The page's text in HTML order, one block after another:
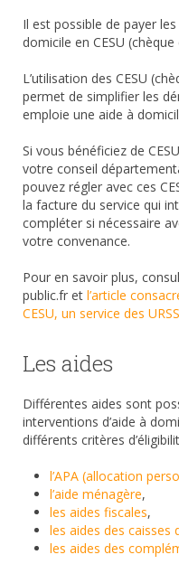
Il est possible de payer
domicile en CESU
L’utilisation des CESU
permet de simplifier les
emploie une aide à
Si vous bénéficiez de
votre conseil
pouvez régler avec ces
la facture du service qui
compléter si nécessaire
votre convenance.
Pour en savoir plus,
public.fr et l’article
CESU, un service des
Les aides
Différentes aides sont
interventions d’aide à
différents critères
l’APA (allocation
l’aide ménagère,
les aides fiscales,
les aides des caisses
les aides des